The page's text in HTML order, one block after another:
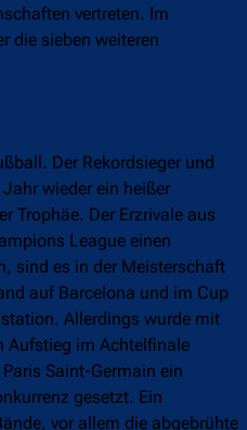
vertreten. Im
die sieben weiteren
Der Rekordsieger und
wieder ein heißer
Trophäe. Der Erzrivale aus
League einen
sind es in der Meisterschaft
auf Barcelona und im Cup
Allerdings wurde mit
Aufstieg im Achtelfinale
Saint-Germain ein
gesetzt. Ein
vor allem die abgebrühte